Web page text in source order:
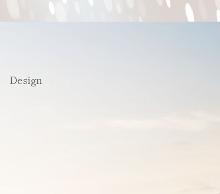
Design